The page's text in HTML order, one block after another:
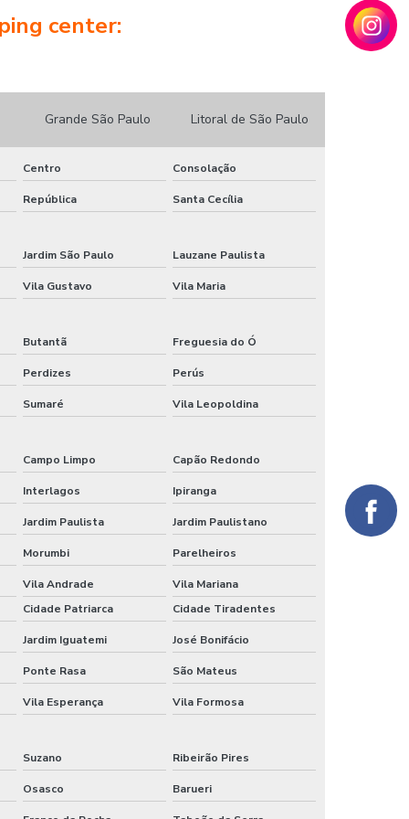
Porta automática ppa
Porta automática ppa preço
Porta com sensor de presença valor
Porta de correr automática ppa
Porta de vidro automática com sensor
Porta de vidro automática com sensor de presença
Porta de vidro automática preço
Porta de vidro com sensor
Porta de vidro de correr automática preço
Porta eletronica de vidro
center:
Grande São Paulo Litoral de São Paulo
Centro Consolação
República Santa Cecília
Jardim São Paulo Lauzane Paulista
Vila Gustavo Vila Maria
Butantã Freguesia do Ó
Perdizes Perús
Sumaré Vila Leopoldina
Campo Limpo Capão Redondo
Interlagos Ipiranga
Jardim Paulista Jardim Paulistano
Morumbi Parelheiros
Vila Andrade
Vila Mariana
Cidade Patriarca Cidade Tiradentes
Jardim Iguatemi José Bonifácio
Ponte Rasa São Mateus
Vila Esperança Vila Formosa
Suzano Ribeirão Pires
Osasco Barueri